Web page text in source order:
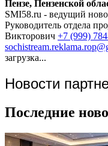
Пензе, Пензенской
SMI58.ru - ведущий
Руководитель отдела
Викторович +7 (999)
загрузка...
Новости
Последние